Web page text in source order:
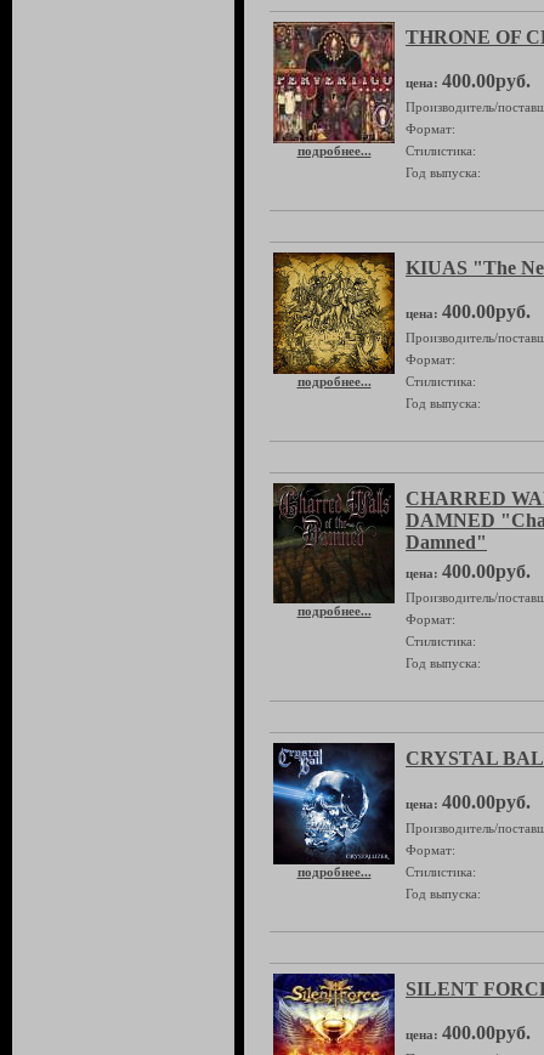
подробнее...
THRONE OF
цена: 400.00руб.
Производитель/
Формат:
Стилистика:
Год выпуска:
подробнее...
KIUAS "The
цена: 400.00руб.
Производитель/
Формат:
Стилистика:
Год выпуска:
подробнее...
CHARRED
DAMNED
Damned"
цена: 400.00руб.
Производитель/
Формат:
Стилистика:
Год выпуска:
подробнее...
CRYSTAL
цена: 400.00руб.
Производитель/
Формат:
Стилистика:
Год выпуска:
SILENT
цена: 400.00руб.